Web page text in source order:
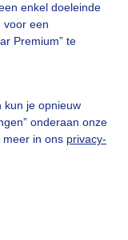
enkel doeleinde
voor een
Premium” te
kun je opnieuw
onderaan onze
meer in ons privacy-